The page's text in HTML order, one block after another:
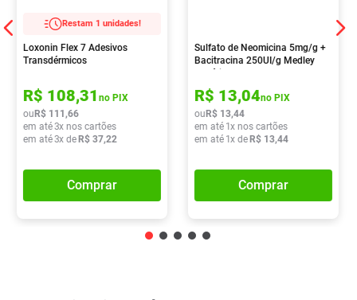
Restam 1 unidades!
Loxonin Flex 7 Adesivos
Transdérmicos
R$ 108,31 no PIX
ou R$ 111 ,66
em até3x nos cartões
em até3x de R$ 37,22
Comprar
Sulfato de Neomicina 5mg/g +
Bacitracina 250UI/g Medley
Dermatológica 15g
R$ 13,04no PIX
ou R$ 13,44
em até 1x nos cartões
em até 1x de R$ 13,44
Comprar